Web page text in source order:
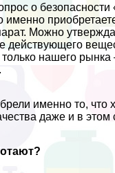
о
именно
Можно
действующего
только нашего
именно то,
даже и в этом